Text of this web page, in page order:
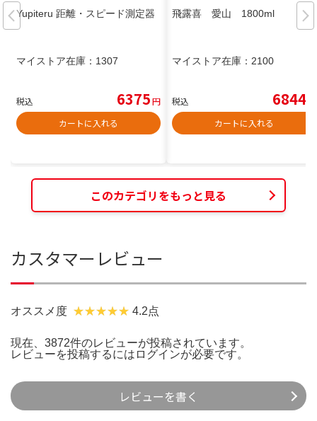
Yupiteru 距離・スピード測定器
マイストア在庫： 1307
税込 6375円
カートに入れる
飛露喜 愛山 1800ml
マイストア在庫： 2100
税込 6844
カートに入れる
このカテゴリをもっと見る
カスタマーレビュー
オススメ度 4.2点
現在、3872件のレビューが投稿されています。
レビューを投稿するには ログインが必要です。
レビューを書く